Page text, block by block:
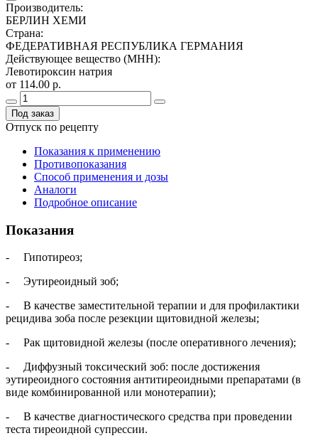
Производитель:
БЕРЛИН ХЕМИ
Страна:
ФЕДЕРАТИВНАЯ РЕСПУБЛИКА ГЕРМАНИЯ
Действующее вещество (МНН):
Левотироксин натрия
от 114.00 р.
Под заказ
Отпуск по рецепту
Показания к применению
Противопоказания
Способ применения и дозы
Аналоги
Подробное описание
Показания
- Гипотиреоз;
- Эутиреоидный зоб;
- В качестве заместительной терапии и для профилактики
рецидива зоба после резекции щитовидной железы;
- Рак щитовидной железы (после оперативного лечения);
- Диффузный токсический зоб: после достижения
эутиреоидного состояния антитиреоидными препаратами (в
виде комбинированной или монотерапии);
- В качестве диагностического средства при проведении
теста тиреоидной супрессии.